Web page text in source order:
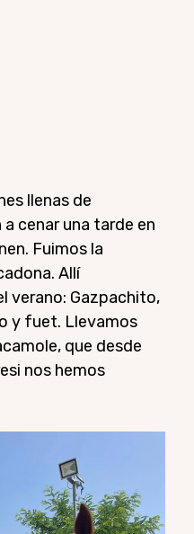
llenas de
cenar una tarde en
Fuimos la
Allí
verano: Gazpachito,
y fuet. Llevamos
que desde
nos hemos